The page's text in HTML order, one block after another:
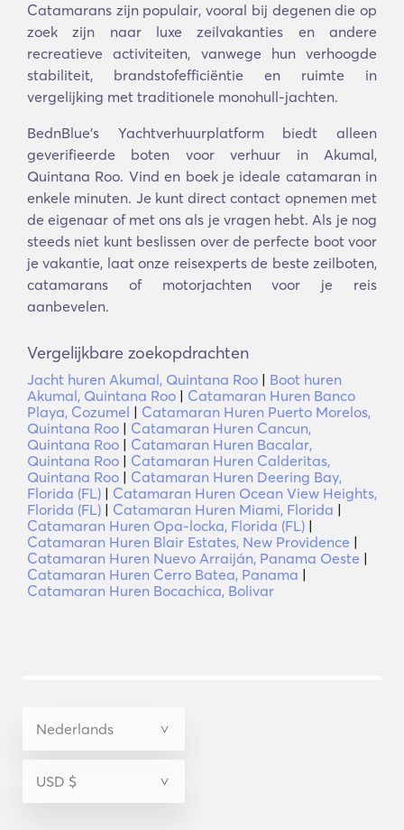
Catamarans zijn populair, vooral bij degenen die op
zoek zijn naar luxe zeilvakanties en andere
recreatieve activiteiten, vanwege hun verhoogde
stabiliteit, brandstofefficiëntie en ruimte in
vergelijking met traditionele monohull-jachten.
BednBlue's Yachtverhuurplatform biedt alleen
geverifieerde boten voor verhuur in Akumal,
Quintana Roo. Vind en boek je ideale catamaran in
enkele minuten. Je kunt direct contact opnemen met
de eigenaar of met ons als je vragen hebt. Als je nog
steeds niet kunt beslissen over de perfecte boot voor
je vakantie, laat onze reisexperts de beste zeilboten,
catamarans of motorjachten voor je reis
aanbevelen.
Vergelijkbare zoekopdrachten
Jacht huren Akumal, Quintana Roo | Boot huren
Akumal, Quintana Roo | Catamaran Huren Banco
Playa, Cozumel | Catamaran Huren Puerto Morelos,
Quintana Roo | Catamaran Huren Cancun,
Quintana Roo | Catamaran Huren Bacalar,
Quintana Roo | Catamaran Huren Calderitas,
Quintana Roo | Catamaran Huren Deering Bay,
Florida (FL) | Catamaran Huren Ocean View Heights,
Florida (FL) | Catamaran Huren Miami, Florida |
Catamaran Huren Opa-locka, Florida (FL) |
Catamaran Huren Blair Estates, New Providence |
Catamaran Huren Nuevo Arraiján, Panama Oeste |
Catamaran Huren Cerro Batea, Panama |
Catamaran Huren Bocachica, Bolivar